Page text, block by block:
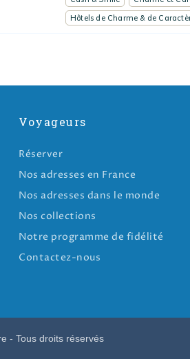
Hôtels de Charme & de
Voyageurs
Réserver
Nos adresses en France
Nos adresses dans le monde
Nos collections
Notre programme de fidélité
Contactez-nous
- Tous droits réservés